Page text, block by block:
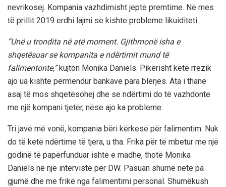
nevrikosej. Kompania vazhdimisht jepte premtime. Në mes
të prillit 2019 erdhi lajmi se kishte probleme likuiditeti.
“Unë u trondita në atë moment. Gjithmonë isha e
shqetësuar se kompanita e ndërtimit mund të
falimentonte,”kujton Monika Daniels. Pikërisht këtë rrezik
ajo ua kishte përmendur bankave para blerjes. Ata i thanë
asaj të mos shqetësohej dhe se ndërtimi do të vazhdonte
me një kompani tjetër, nëse ajo ka probleme.
Tri javë më vonë, kompania bëri kërkesë për falimentim. Nuk
do të ketë ndërtime të tjera, u tha. Frika për të mbetur me një
godinë të papërfunduar ishte e madhe, thotë Monika
Daniels në një intervistë për DW. Pasuan shumë netë pa
gjumë dhe me frikë nga falimentimi personal. Shumëkush